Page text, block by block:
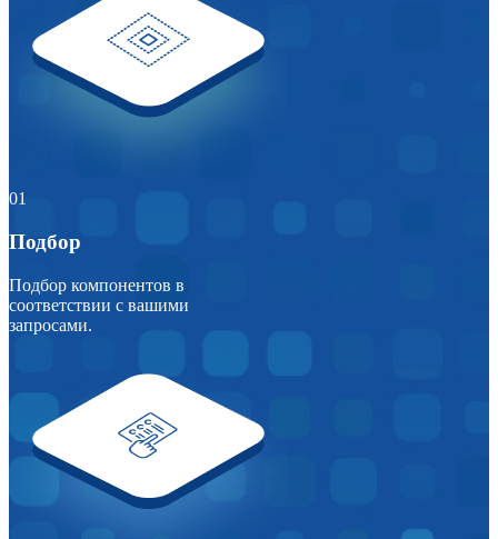
01
Подбор
Подбор компонентов в
соответствии с вашими
запросами.